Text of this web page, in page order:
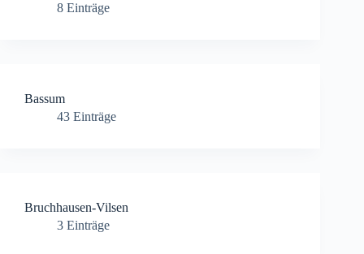
8 Einträge
Bassum
43 Einträge
Bruchhausen-Vilsen
3 Einträge